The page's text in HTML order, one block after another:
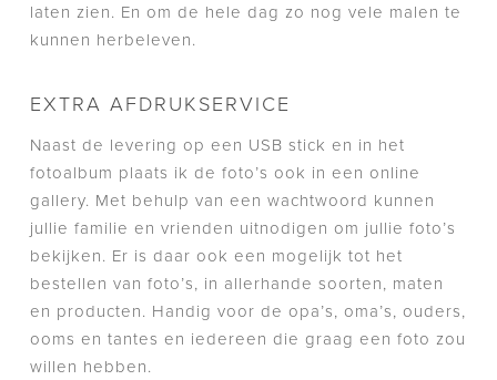
laten zien. En om de hele dag zo nog vele malen te
kunnen herbeleven.
EXTRA AFDRUKSERVICE
Naast de levering op een USB stick en in het
fotoalbum plaats ik de foto’s ook in een online
gallery. Met behulp van een wachtwoord kunnen
jullie familie en vrienden uitnodigen om jullie foto’s
bekijken. Er is daar ook een mogelijk tot het
bestellen van foto’s, in allerhande soorten, maten
en producten. Handig voor de opa’s, oma’s, ouders,
ooms en tantes en iedereen die graag een foto zou
willen hebben.